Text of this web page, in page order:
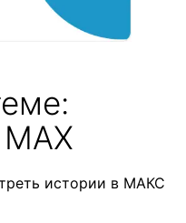
истории в МАКС